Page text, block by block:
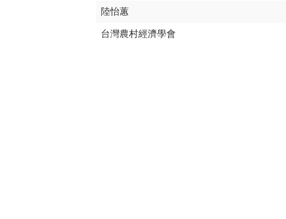
陸怡蕙
台灣農村經濟學會